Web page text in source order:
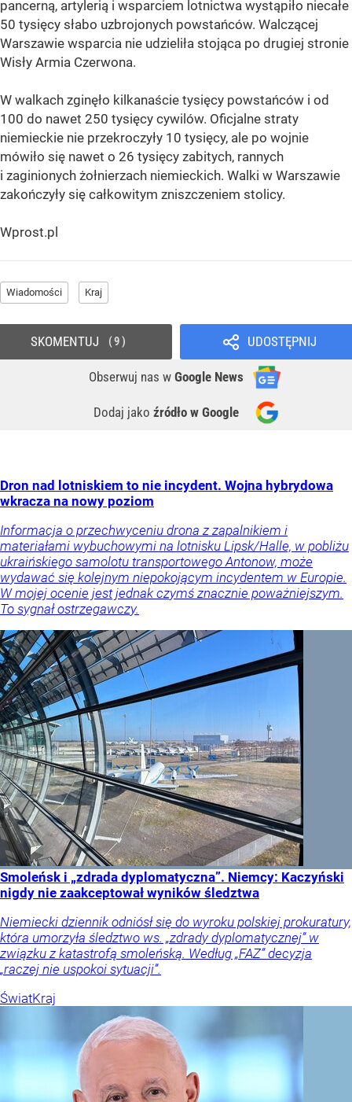
pancerną, artylerią i wsparciem lotnictwa wystąpiło niecałe
50 tysięcy słabo uzbrojonych powstańców. Walczącej
Warszawie wsparcia nie udzieliła stojąca po drugiej stronie
Wisły Armia Czerwona.
W walkach zginęło kilkanaście tysięcy powstańców i od
100 do nawet 250 tysięcy cywilów. Oficjalne straty
niemieckie nie przekroczyły 10 tysięcy, ale po wojnie
mówiło się nawet o 26 tysięcy zabitych, rannych
i zaginionych żołnierzach niemieckich. Walki w Warszawie
zakończyły się całkowitym zniszczeniem stolicy.
Wprost.pl
Wiadomości Kraj
UDOSTĘPNIJ
Obserwuj nas w Google News
Dodaj jako źródło w Google
SKOMENTUJ 9
Dron nad lotniskiem to nie incydent. Wojna hybrydowa
wkracza na nowy poziom
Informacja o przechwyceniu drona z zapalnikiem i
materiałami wybuchowymi na lotnisku Lipsk/Halle, w pobliżu
ukraińskiego samolotu transportowego Antonow, może
wydawać się kolejnym niepokojącym incydentem w Europie.
W mojej ocenie jest jednak czymś znacznie poważniejszym.
To sygnał ostrzegawczy.
Smoleńsk i „zdrada dyplomatyczna”. Niemcy: Kaczyński
nigdy nie zaakceptował wyników śledztwa
Niemiecki dziennik odniósł się do wyroku polskiej prokuratury,
która umorzyła śledztwo ws. „zdrady dyplomatycznej” w
związku z katastrofą smoleńską. Według „FAZ” decyzja
„raczej nie uspokoi sytuacji”.
ŚwiatKraj